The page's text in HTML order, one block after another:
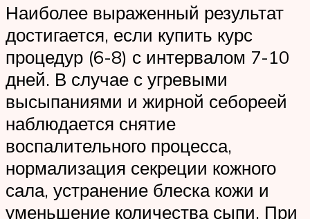
Наиболее выраженный результат
достигается, если купить курс
процедур (6-8) с интервалом 7-10
дней. В случае с угревыми
высыпаниями и жирной себореей
наблюдается снятие
воспалительного процесса,
нормализация секреции кожного
сала, устранение блеска кожи и
уменьшение количества сыпи. При